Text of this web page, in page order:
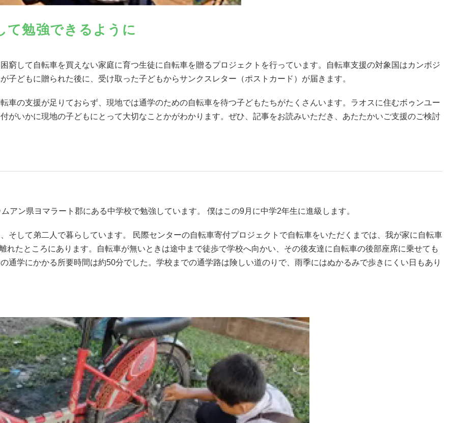
て勉強できるように
窮して自転車を買えない家庭に育つ生徒に自転車を贈るプロジェクトを行っています。自転車支援の対象国はカンボジ
子どもに贈られた後に、受け取った子どもからサンクスレター（ポストカード）が届きます。
車の支援が足りておらず、現地では通学のための自転車を待つ子どもたちがたくさんいます。ラオスに住むボゥンユー
がいかに現地の子どもにとって大切なことかがわかります。ぜひ、記事をお読みいただき、あたたかいご支援のご検討
アン県ヨマラート郡にある中学校で勉強しています。 僕はこの9月に中学2年生に進級します。
そして弟二人で暮らしています。 民際センターの自転車寄付プロジェクトで自転車をいただくまでは、我が家に自転車
れたところにあります。自転車が無いときは途中まで徒歩で学校へ向かい、その後友達に自転車の後部座席に乗せても
通学にかかる所要時間は約50分でした。学校までの通学路は険しい道のりで、雨季にはぬかるみで歩きにくい日もあり